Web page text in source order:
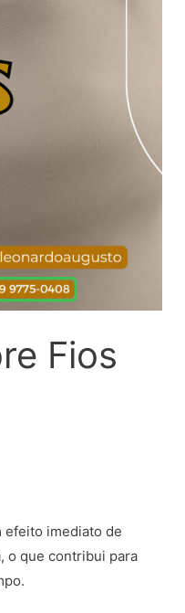
Fios
efeito imediato de
o que contribui para